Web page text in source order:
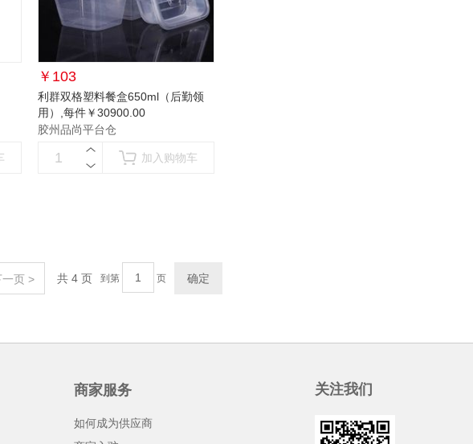
￥ 103
利群双格塑料餐盒650ml（后勤领
用）
,每件￥30900.00
胶州品尚平台仓
加入购物车
一页 > 共 4 页 到第 页 确定